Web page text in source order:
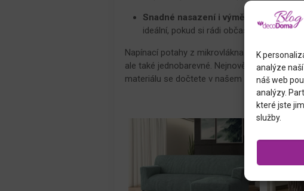
K
analýze
náš web
analýzy.
které jste
služby.
Snadné nasazení i výměna
– Díky
ideální, pokud si rádi občas změníte
Napínací potahy z mikrovlákna od našeho
ale také jednobarevné. Nejnovější jekolekce
materiálu se dočtete v našem článkuÚčinná